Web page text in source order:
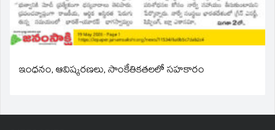
ఇంధనం, ఆవిష్కరణలు, సాంకేతికతలలో సహకారం